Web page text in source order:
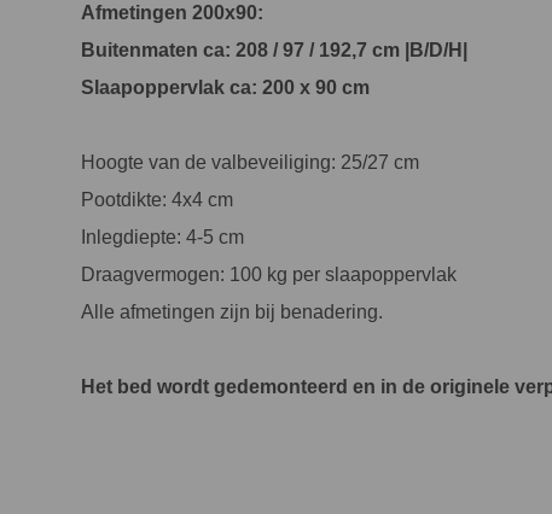
Afmetingen 200x90:
Buitenmaten ca: 208 / 97 / 192,7 cm |B/D/H|
Slaapoppervlak ca: 200 x 90 cm
Hoogte van de valbeveiliging: 25/27 cm
Pootdikte: 4x4 cm
Inlegdiepte: 4-5 cm
Draagvermogen: 100 kg per slaapoppervlak
Alle afmetingen zijn bij benadering.
Het bed wordt gedemonteerd en in de originele